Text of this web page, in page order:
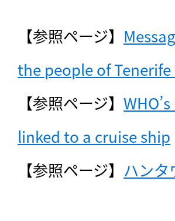
【参照ページ】
the people of
【参照ページ】
linked to a cruise ship
【参照ページ】 ハンタ